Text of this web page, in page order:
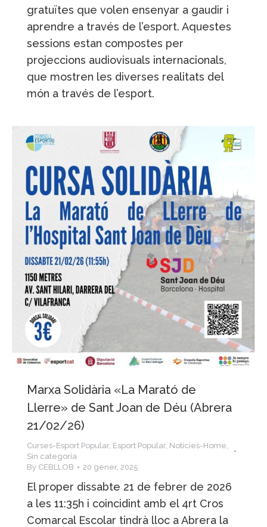
gratuïtes que volen ensenyar a gaudir i
aprendre a través de l’esport. Aquestes
sessions estan compostes per
projeccions audiovisuals internacionals,
que mostren les diverses realitats del
món a través de l’esport.
Marxa Solidària «La Marató de
Llerre» de Sant Joan de Déu (Abrera
21/02/26)
Curses-Esport Popular, Esport Popular, Notícies-Home,
Sin categoría
By CEBLLOB 20 gener, 2025
El proper dissabte 21 de febrer de 2026
a les 11:35h i coincidint amb el 4rt Cros
Comarcal Escolar tindrà lloc a Abrera la